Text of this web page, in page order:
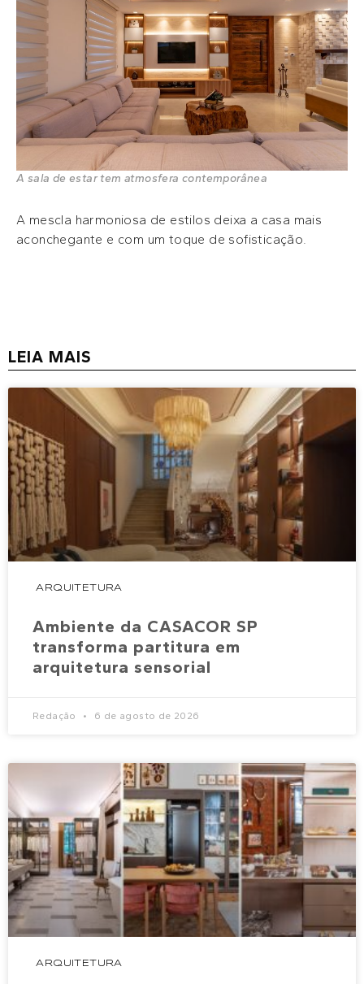
A sala de estar tem atmosfera contemporânea
A mescla harmoniosa de estilos deixa a casa mais
aconchegante e com um toque de sofisticação.
LEIA MAIS
ARQUITETURA
Ambiente da CASACOR SP
transforma partitura em
arquitetura sensorial
Redação 6 de agosto de 2026
ARQUITETURA